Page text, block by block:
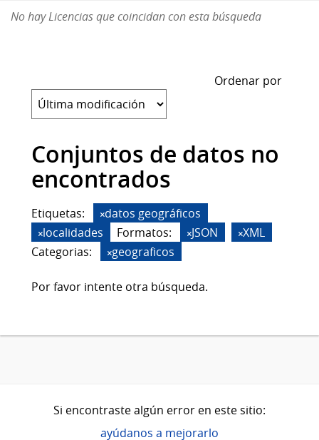
No hay Licencias que coincidan con esta búsqueda
Ordenar por
Conjuntos de datos no
encontrados
Etiquetas:
datos geográficos
localidades
Formatos: JSON
XML
Categorias:
geograficos
Por favor intente otra búsqueda.
Si encontraste algún error en este sitio:
ayúdanos a mejorarlo